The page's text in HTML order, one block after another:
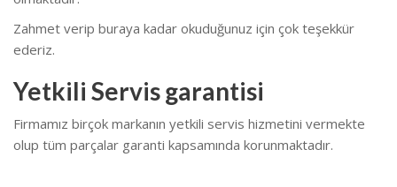
Zahmet verip buraya kadar okuduğunuz için çok teşekkür
ederiz.
Yetkili Servis garantisi
Firmamız birçok markanın yetkili servis hizmetini vermekte
olup tüm parçalar garanti kapsamında korunmaktadır.